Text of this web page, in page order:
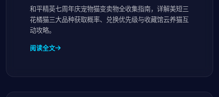
和平精英七周年庆宠物猫变卖物全收集指南，详解美短三
花橘猫三大品种获取概率、兑换优先级与收藏馆云养猫互
动攻略。
阅读全文